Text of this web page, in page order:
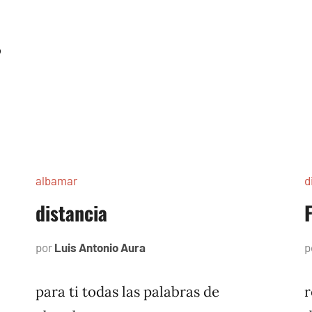
albamar
distancia
por Luis Antonio Auranoviembre
1996
para ti todas las palabras de